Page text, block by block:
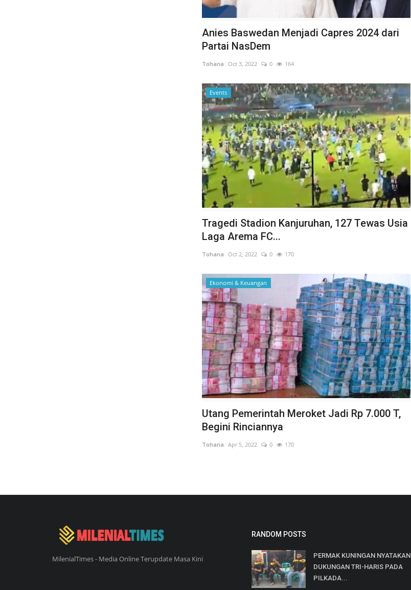
Anies Baswedan Menjadi Capres 2024 dari
Partai NasDem
Tohana Oct 3, 2022 0 164
Events
Tragedi Stadion Kanjuruhan, 127 Tewas Usia
Laga Arema FC...
Tohana Oct 2, 2022 0 170
Ekonomi & Keuangan
Utang Pemerintah Meroket Jadi Rp 7.000 T,
Begini Rinciannya
Tohana Apr 5, 2022 0 170
MilenialTimes - Media Online Terupdate Masa Kini
RANDOM POSTS
PERMAK KUNINGAN NYATAKAN
DUKUNGAN TRI-HARIS PADA
PILKADA...